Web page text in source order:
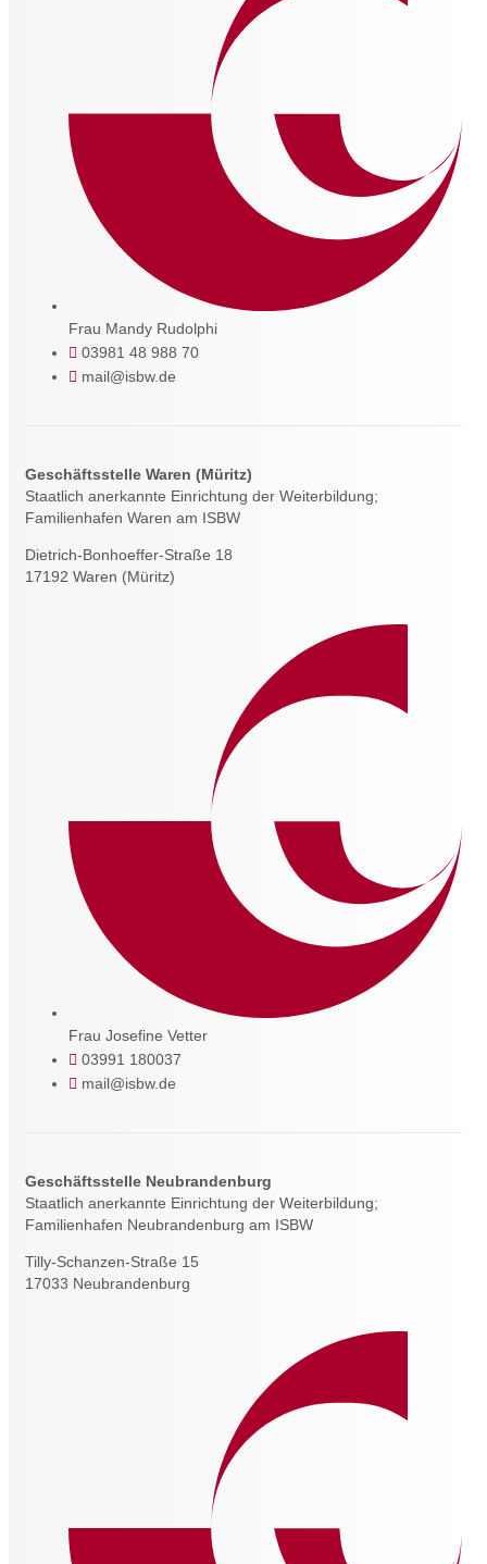
Frau Mandy Rudolphi
03981 48 988 70
mail@isbw.de
Geschäftsstelle Waren (Müritz)
Staatlich anerkannte Einrichtung der Weiterbildung;
Familienhafen Waren am ISBW
Dietrich-Bonhoeffer-Straße 18
17192 Waren (Müritz)
Frau Josefine Vetter
03991 180037
mail@isbw.de
Geschäftsstelle Neubrandenburg
Staatlich anerkannte Einrichtung der Weiterbildung;
Familienhafen Neubrandenburg am ISBW
Tilly-Schanzen-Straße 15
17033 Neubrandenburg